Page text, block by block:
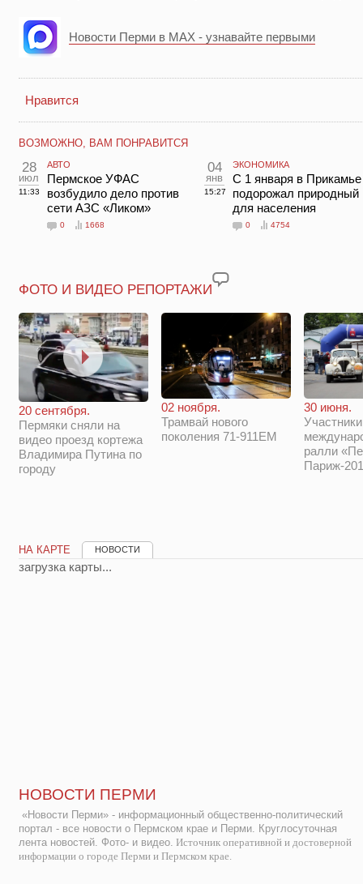
Новости Перми в MAX - узнавайте первыми
Нравится
ВОЗМОЖНО, ВАМ ПОНРАВИТСЯ
28
июл
11:33
АВТО
Пермское УФАС
возбудило дело против
сети АЗС «Ликом»
0 1668
04
янв
15:27
ЭКОНОМИКА
С 1 января в Прикамье
подорожал природный
для населения
0 4754
ФОТО И ВИДЕО РЕПОРТАЖИ
20 сентября.
Пермяки сняли на
видео проезд кортежа
Владимира Путина по
городу
02 ноября.
Трамвай нового
поколения 71-911ЕМ
30 июня.
Участники
ралли
Париж-
НА КАРТЕ НОВОСТИ
загрузка карты...
НОВОСТИ ПЕРМИ
«Новости Перми» - информационный общественно-политический
портал - все новости о Пермском крае и Перми. Круглосуточная
лента новостей. Фото- и видео. Источник оперативной и достоверной
информации о городе Перми и Пермском крае.